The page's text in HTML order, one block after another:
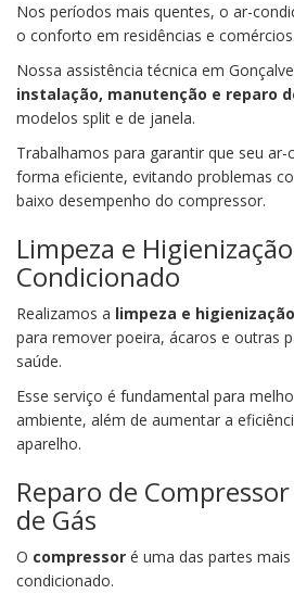
Nos períodos mais quentes, o ar-
o conforto em residências e comércios.
Nossa assistência técnica em
instalação, manutenção e reparo
modelos split e de janela.
Trabalhamos para garantir que seu
forma eficiente, evitando problemas
baixo desempenho do compressor.
Limpeza e
Condicionado
Realizamos a limpeza e
para remover poeira, ácaros e outras
saúde.
Esse serviço é fundamental para
ambiente, além de aumentar a
aparelho.
Reparo de
de Gás
O compressor é uma das partes
condicionado.